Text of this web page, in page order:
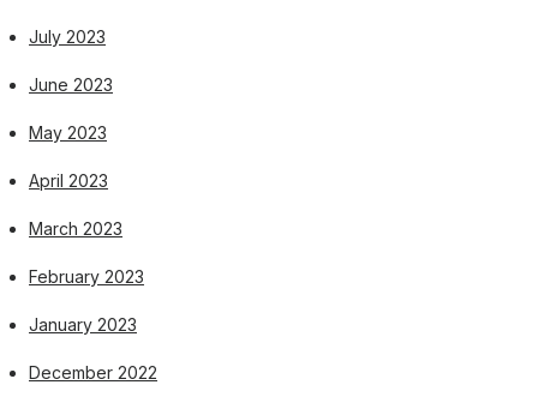
July 2023
June 2023
May 2023
April 2023
March 2023
February 2023
January 2023
December 2022